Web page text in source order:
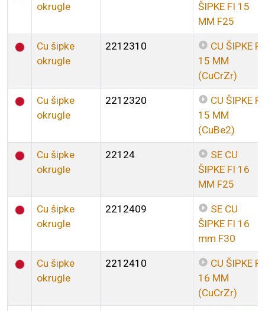
okrugle
ŠIPKE FI 15
MM F25
Cu šipke
okrugle
2212310
CU ŠIPKE FI
15 MM
(CuCrZr)
Cu šipke
okrugle
2212320
CU ŠIPKE FI
15 MM
(CuBe2)
Cu šipke
okrugle
22124
SE CU
ŠIPKE FI 16
MM F25
Cu šipke
okrugle
2212409
SE CU
ŠIPKE FI 16
mm F30
Cu šipke
okrugle
2212410
CU ŠIPKE FI
16 MM
(CuCrZr)